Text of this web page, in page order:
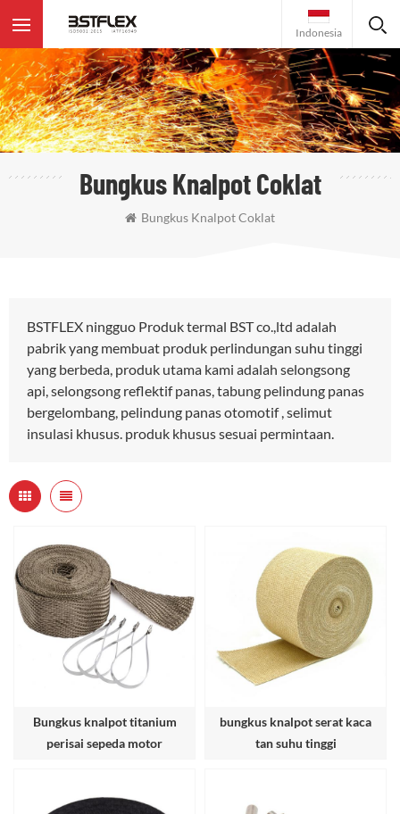
Indonesia
Bungkus Knalpot Coklat
Bungkus Knalpot Coklat
BSTFLEX ningguo Produk termal BST co.,ltd adalah
pabrik yang membuat produk perlindungan suhu tinggi
yang berbeda, produk utama kami adalah selongsong
api, selongsong reflektif panas, tabung pelindung panas
bergelombang, pelindung panas otomotif , selimut
insulasi khusus. produk khusus sesuai permintaan.
Bungkus knalpot titanium
perisai sepeda motor
bungkus knalpot serat kaca
tan suhu tinggi